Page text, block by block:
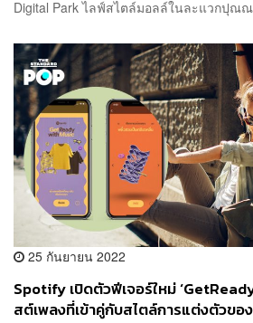
Digital Park ไลฟ์สไตล์มอลล์ในละแวกปุ
25 กันยายน 2022
Spotify เปิดตัวฟีเจอร์ใหม่
สต์เพลงที่เข้าคู่กับสไตล์การแต่งตัวขอ